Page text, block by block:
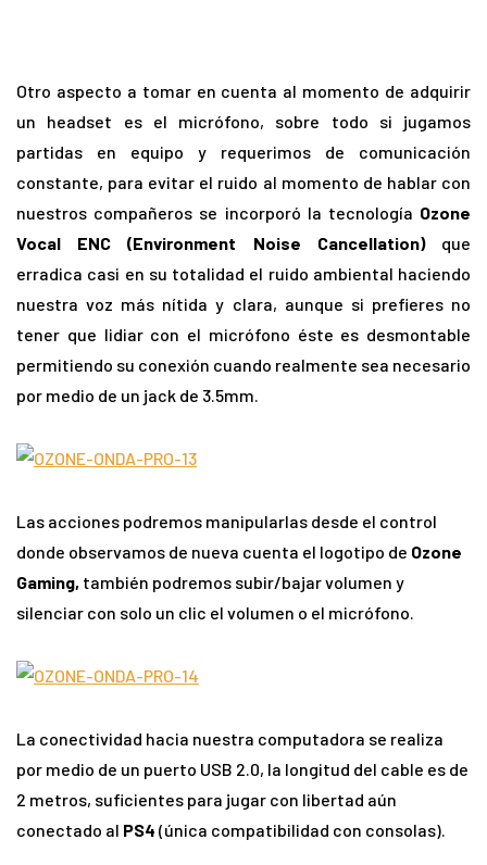
Otro aspecto a tomar en cuenta al momento de adquirir
un headset es el micrófono, sobre todo si jugamos
partidas en equipo y requerimos de comunicación
constante, para evitar el ruido al momento de hablar con
nuestros compañeros se incorporó la tecnología Ozone
Vocal ENC (Environment Noise Cancellation)que
erradica casi en su totalidad el ruido ambiental haciendo
nuestra voz más nítida y clara, aunque si prefieres no
tener que lidiar con el micrófono éste es desmontable
permitiendo su conexión cuando realmente sea necesario
por medio de un jack de 3.5mm.
Las acciones podremos manipularlas desde el control
donde observamos de nueva cuenta el logotipo de Ozone
Gaming, también podremos subir/bajar volumen y
silenciar con solo un clic el volumen o el micrófono.
La conectividad hacia nuestra computadora se realiza
por medio de un puerto USB 2.0, la longitud del cable es de
2 metros, suficientes para jugar con libertad aún
conectado al PS4 (única compatibilidad con consolas).